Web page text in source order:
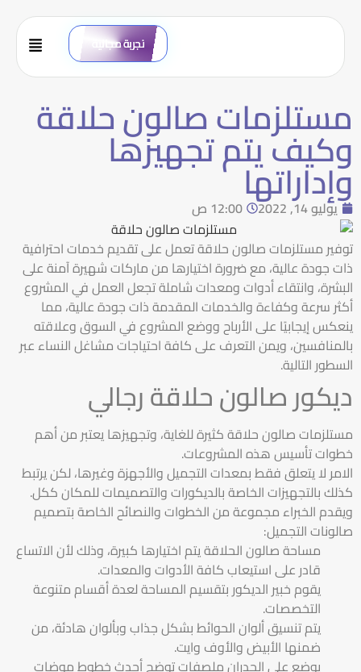
تجربة مجانية
مستلزمات صالون حلاقة
وكيف يتم تجهيزها
وإداراتها
يوليو 14, 2022
12:00 ص
توفير مستلزمات صالون حلاقة تعمل على تقديم خدمات احترافية
ذات جودة عالية، مع ضرورة اختيارها من ماركات شهيرة آمنة على
البشرة، وانتقاء أدوات ومعدات شاملة تجعل العمل في المشروع
أكثر سرعة وكفاءة والخدمات المقدمة ذات جودة عالية، مما
ينعكس إيجابيًا على الأرباح ووضع المشروع في السوق وعلاقته
بالمنافسين، ويمن التعرف على كافة احتياجات مشاغل النساء عبر
السطور التالية.
ديكور صالون حلاقة رجالي
مستلزمات صالون حلاقة كثيرة للغاية، وتجهيزها يعتبر من أهم
خطوات تأسيس هذه المشروعات.
الامر لا يتعلق فقط بمعدات التجميل والأجهزة وغيرها، لكن يرتبط
كذلك بالتجهيزات الخاصة بالديكورات والتصميمات للمكان ككل.
ويقدم الخبراء مجموعة من الخطوات والنصائح الخاصة بتصميم
صالونات التجميل:
مساحة صالون الحلاقة يتم اختيارها كبيرة، وذلك لأن الاتساع
قادر على استيعاب كافة الأدوات والمعدات.
يقوم خبير الديكور بتقسيم المساحة لعدة أقسام متنوعة
التخصصات.
يتم تنسيق ألوان الحوائط بشكل جذاب وبألوان هادئة، من
ضمنها الأبيض والأوف وايت.
يوضع على الجدران ملصفات توضح أحدث خطوط موضات